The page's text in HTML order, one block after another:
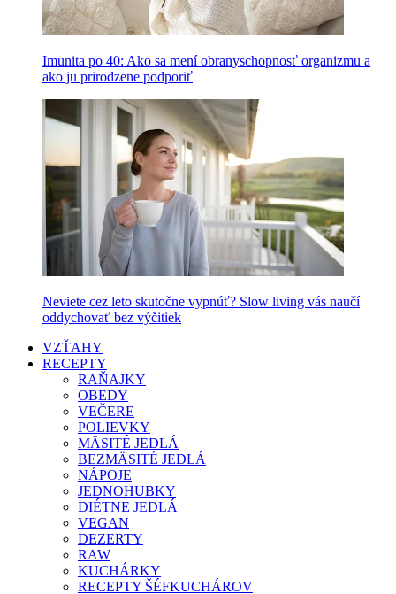
Imunita po 40: Ako sa mení obranyschopnosť organizmu a
ako ju prirodzene podporiť
Neviete cez leto skutočne vypnúť? Slow living vás naučí
oddychovať bez výčitiek
VZŤAHY
RECEPTY
RAŇAJKY
OBEDY
VEČERE
POLIEVKY
MÄSITÉ JEDLÁ
BEZMÄSITÉ JEDLÁ
NÁPOJE
JEDNOHUBKY
DIÉTNE JEDLÁ
VEGAN
DEZERTY
RAW
KUCHÁRKY
RECEPTY ŠÉFKUCHÁROV